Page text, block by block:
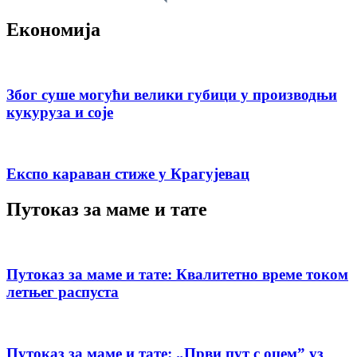
Економија
Због суше могући велики губици у производњи
кукуруза и соје
Експо караван стиже у Крагујевац
Путоказ за маме и тате
Путоказ за маме и тате: Квалитетно време током
летњег распуста
Путоказ за маме и тате: „Први пут с оцемˮ уз